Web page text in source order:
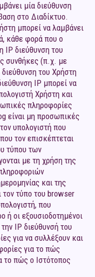
μία διεύθυνση
στο Διαδίκτυο.
μπορεί να λαμβάνει
κάθε φορά που ο
ΙΡ διεύθυνση του
συνθήκες (π.χ. με
του Χρήστη
ΙΡ μπορεί να
Χρήστη και
πληροφορίες
είναι μη προσωπικές
υπολογιστή που
τον επισκέπτεται
τύπου των
με τη χρήση της
και της
τύπο του browser
που
ή οι εξουσιοδοτημένοι
ΙΡ διεύθυνσή του
για να συλλέξουν και
για το πώς
το πώς ο Ιστότοπος